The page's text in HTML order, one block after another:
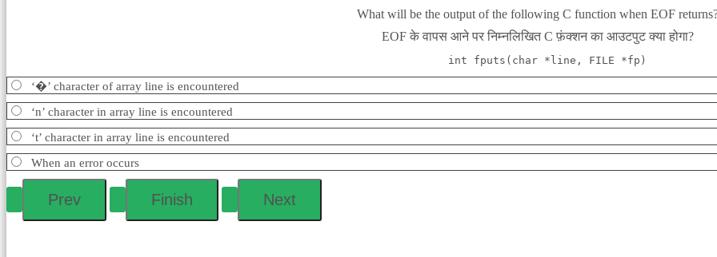
What will be the output of the following C function when EOF
EOF के वापस आने पर निम्नलिखित C फ़ंक्शन का आउटपुट क्या होगा?
int fputs ( char * line , FILE *fp )
‘�’ character of array line is encountered
‘n’ character in array line is encountered
‘t’ character in array line is encountered
When an error occurs